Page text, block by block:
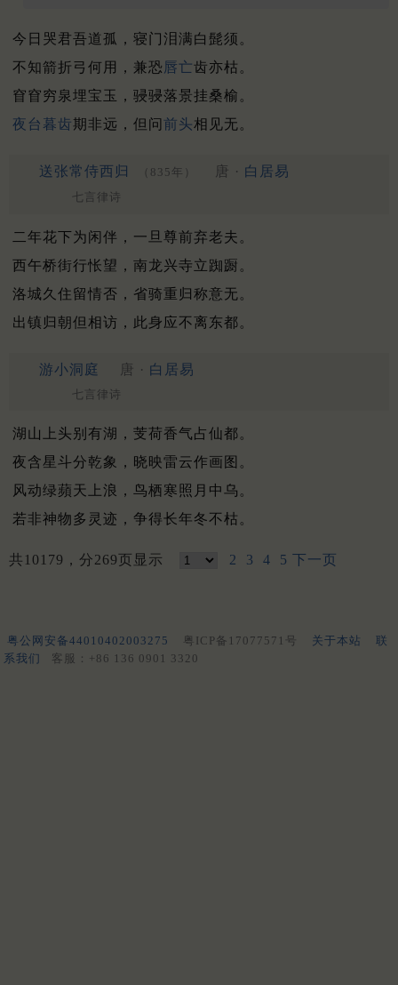
今日哭君吾道孤，寝门泪满白髭须。
不知箭折弓何用，兼恐 唇亡齿亦枯。
窅窅穷泉埋宝玉，骎骎落景挂桑榆。
夜台 暮齿期非远，但问 前头相见无。
送张常侍西归 （835年） 唐 · 白居易
七言律诗
二年花下为闲伴，一旦尊前弃老夫。
西午桥街行怅望，南龙兴寺立踟蹰。
洛城久住留情否，省骑重归称意无。
出镇归朝但相访，此身应不离东都。
游小洞庭 唐 · 白居易
七言律诗
湖山上头别有湖，芰荷香气占仙都。
夜含星斗分乾象，晓映雷云作画图。
风动绿蘋天上浪，鸟栖寒照月中乌。
若非神物多灵迹，争得长年冬不枯。
共10179，分269页显示 2 3 4 5 下一页
粤公网安备44010402003275 粤ICP备17077571号 关于本站
联
系我们
客服：+86 136 0901 3320